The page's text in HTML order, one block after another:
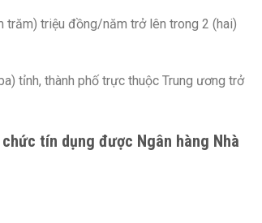
trăm) triệu đồng/năm trở lên trong 2 (hai)
tỉnh, thành phố trực thuộc Trung ương trở
tín dụng được Ngân hàng Nhà